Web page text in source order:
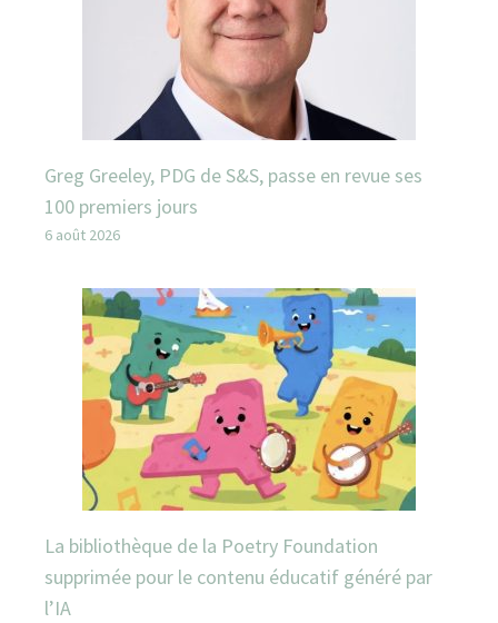
Greg Greeley, PDG de S&S, passe en revue ses
100 premiers jours
6 août 2026
La bibliothèque de la Poetry Foundation
supprimée pour le contenu éducatif généré par
l’IA